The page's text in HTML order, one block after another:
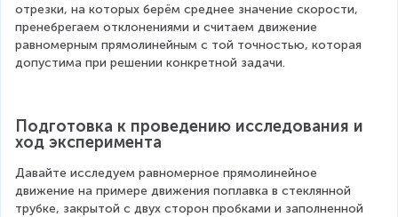
отрезки, на которых берём среднее значение скорости,
пренебрегаем отклонениями и считаем движение
равномерным прямолинейным с той точностью, которая
допустима при решении конкретной задачи.
Подготовка к проведению исследования и
ход эксперимента
Давайте исследуем равномерное прямолинейное
движение на примере движения поплавка в стеклянной
трубке, закрытой с двух сторон пробками и заполненной